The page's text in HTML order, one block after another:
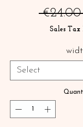
Sales Tax